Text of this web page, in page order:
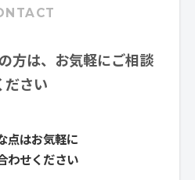
方は、お気軽にご相談
ださい
点はお気軽に
わせください